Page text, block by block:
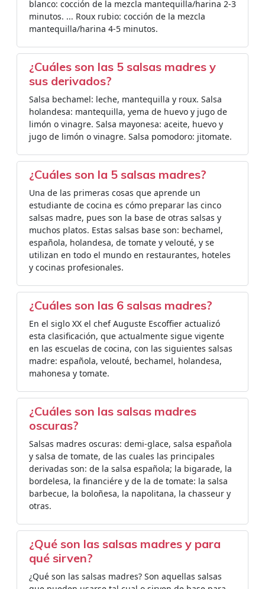
blanco: cocción de la mezcla mantequilla/harina 2-3
minutos. ... Roux rubio: cocción de la mezcla
mantequilla/harina 4-5 minutos.
¿Cuáles son las 5 salsas madres y
sus derivados?
Salsa bechamel: leche, mantequilla y roux. Salsa
holandesa: mantequilla, yema de huevo y jugo de
limón o vinagre. Salsa mayonesa: aceite, huevo y
jugo de limón o vinagre. Salsa pomodoro: jitomate.
¿Cuáles son la 5 salsas madres?
Una de las primeras cosas que aprende un
estudiante de cocina es cómo preparar las cinco
salsas madre, pues son la base de otras salsas y
muchos platos. Estas salsas base son: bechamel,
española, holandesa, de tomate y velouté, y se
utilizan en todo el mundo en restaurantes, hoteles
y cocinas profesionales.
¿Cuáles son las 6 salsas madres?
En el siglo XX el chef Auguste Escoffier actualizó
esta clasificación, que actualmente sigue vigente
en las escuelas de cocina, con las siguientes salsas
madre: española, velouté, bechamel, holandesa,
mahonesa y tomate.
¿Cuáles son las salsas madres
oscuras?
Salsas madres oscuras: demi-glace, salsa española
y salsa de tomate, de las cuales las principales
derivadas son: de la salsa española; la bigarade, la
bordelesa, la financiére y de la de tomate: la salsa
barbecue, la boloñesa, la napolitana, la chasseur y
otras.
¿Qué son las salsas madres y para
qué sirven?
¿Qué son las salsas madres? Son aquellas salsas